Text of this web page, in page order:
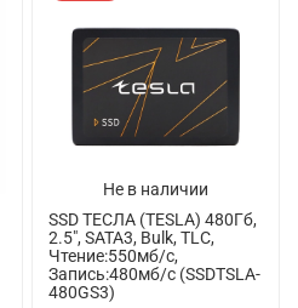
Не в наличии
SSD ТЕСЛА (TESLA) 480Гб,
2.5", SATA3, Bulk, TLC,
Чтение:550мб/с,
Запись:480мб/с (SSDTSLA-
480GS3)